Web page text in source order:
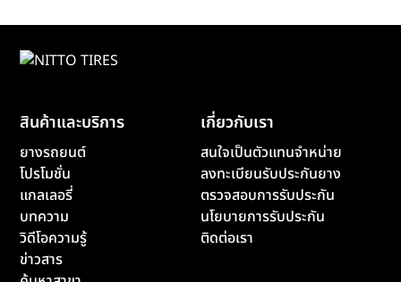
สินค้าและบริการ
ยางรถยนต์
โปรโมชั่น
แกลเลอรี่
บทความ
วิดีโอความรู้
ข่าวสาร
เกี่ยวกับเรา
สนใจเป็นตัวแทนจำหน่าย
ลงทะเบียนรับประกันยาง
ตรวจสอบการรับประกัน
นโยบายการรับประกัน
ติดต่อเรา